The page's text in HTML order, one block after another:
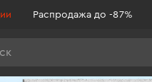
Распродажа до -87%